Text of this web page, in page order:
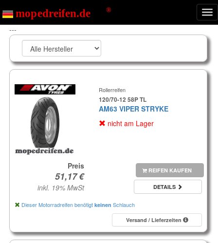
---
Rollerreifen
120/70-12 58P TL
AM63 VIPER STRYKE
nicht am Lager
Preis
inkl. 19% MwSt
REIFEN KAUFEN
DETAILS
Dieser Motorradreifen benötigt keinen Schlauch
Versand / Lieferzeiten